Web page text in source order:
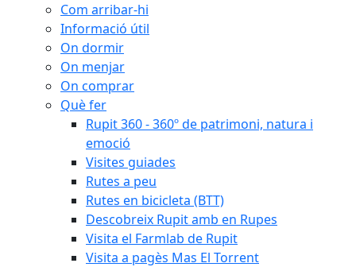
Com arribar-hi
Informació útil
On dormir
On menjar
On comprar
Què fer
Rupit 360 - 360º de patrimoni, natura i
emoció
Visites guiades
Rutes a peu
Rutes en bicicleta (BTT)
Descobreix Rupit amb en Rupes
Visita el Farmlab de Rupit
Visita a pagès Mas El Torrent